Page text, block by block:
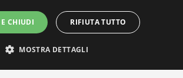
CHIUDI RIFIUTA TUTTO
MOSTRA DETTAGLI